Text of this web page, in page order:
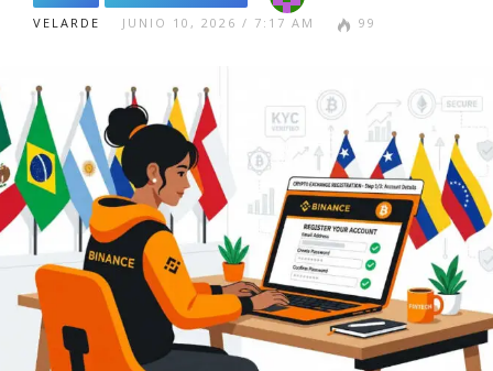
VELARDE
JUNIO 10, 2026 / 7:17 AM 99